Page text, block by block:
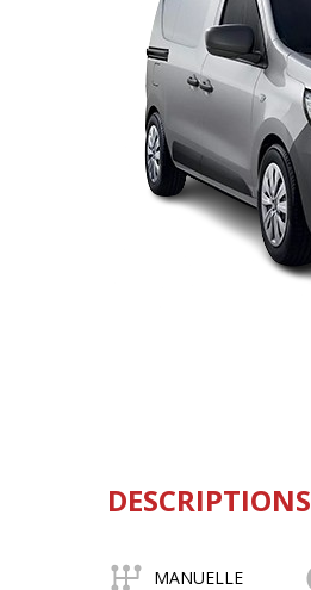
DESCRIPTIONS
MANUELLE